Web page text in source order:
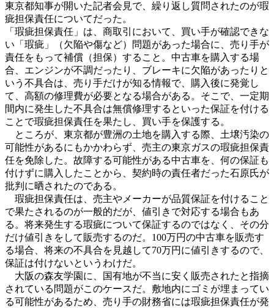
東京都知事が開いた記者会見で、繰り返し質問されたのが瑕
疵担保責任についてだった。
「瑕疵担保責任」は、商取引において、買い手が確認できな
い「瑕疵」（欠陥や傷など）問題があった場合に、売り手が
責任をもって補償（担保）すること。中古車を購入する場
合、エンジンが不調だったり、ブレーキに欠陥があったりと
いう不具合は、売り手だけが知る情報で、購入後に発覚し
て、高額の修理費が必要となる場合がある。そこで、一定期
間内に発生した不具合は無償修理するといった保証を付ける
ことで瑕疵担保責任を果たし、買い手を保護する。
ところが、東京都が豊洲の土地を購入する際、土壌汚染の
可能性があるにもかかわらず、売主の東京ガスの瑕疵担保責
任を免除した。故障する可能性がある中古車を、何の保証も
付けずに購入したことから、契約時の責任者だった石原氏が
批判に晒されたのである。
瑕疵担保責任は、売主やメーカーが品質保証を付けること
で果たされるのが一般的だが、値引きで対応する場合もあ
る。将来発生する瑕疵について保証するのではなく、その分
だけ値引きをして販売するのだ。100万円の中古車を販売す
る場合、将来の不具合を見越して70万円に値引きするので、
保証は付けないというわけだ。
大阪の森友学園に、国有地が不当に安く販売されたと指摘
されている問題がこのケースだ。敷地内にゴミが埋まってい
る可能性があるため、売り手の財務省には瑕疵担保責任が発